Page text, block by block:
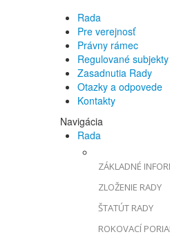
Rada
Pre verejnosť
Právny rámec
Regulované subjekty
Zasadnutia Rady
Otazky a odpovede
Kontakty
Navigácia
Rada
ZÁKLADNÉ
ZLOŽENIE RADY
ŠTATÚT RADY
ROKOVACÍ